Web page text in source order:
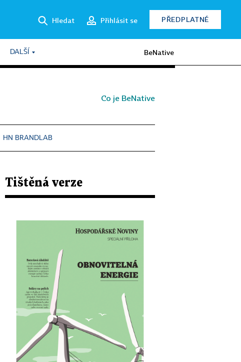
Hledat Přihlásit se PŘEDPLATNÉ
DALŠÍ BeNative
Co je BeNative
HN BRANDLAB
Tištěná verze